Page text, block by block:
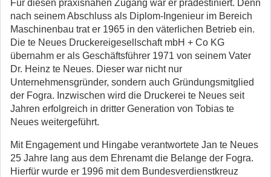
Für diesen praxisnahen Zugang war er prädestiniert. Denn
nach seinem Abschluss als Diplom-Ingenieur im Bereich
Maschinenbau trat er 1965 in den väterlichen Betrieb ein.
Die te Neues Druckereigesellschaft mbH + Co KG
übernahm er als Geschäftsführer 1971 von seinem Vater
Dr. Heinz te Neues. Dieser war nicht nur
Unternehmensgründer, sondern auch Gründungsmitglied
der Fogra. Inzwischen wird die Druckerei te Neues seit
Jahren erfolgreich in dritter Generation von Tobias te
Neues weitergeführt.
Mit Engagement und Hingabe verantwortete Jan te Neues
25 Jahre lang aus dem Ehrenamt die Belange der Fogra.
Hierfür wurde er 1996 mit dem Bundesverdienstkreuz